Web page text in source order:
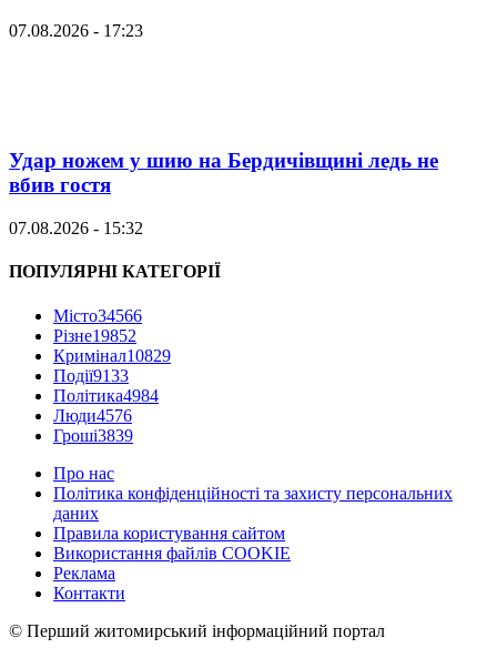
07.08.2026 - 17:23
Удар ножем у шию на Бердичівщині ледь не
вбив гостя
07.08.2026 - 15:32
ПОПУЛЯРНІ КАТЕГОРІЇ
Місто34566
Різне19852
Кримінал10829
Події9133
Політика4984
Люди4576
Гроші3839
Про нас
Політика конфіденційності та захисту персональних
даних
Правила користування сайтом
Використання файлів COOKIE
Реклама
Контакти
© Перший житомирський інформаційний портал